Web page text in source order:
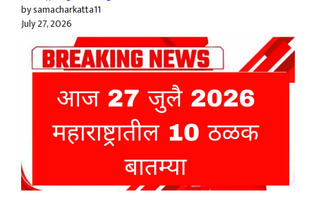
by samacharkatta11
July 27, 2026